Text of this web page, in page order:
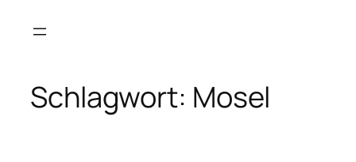
Inhalt
Schlagwort: Mosel